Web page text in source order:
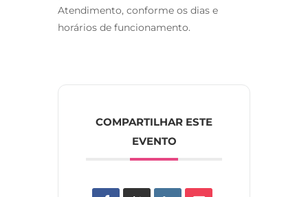
Atendimento, conforme os dias e
horários de funcionamento.
COMPARTILHAR ESTE
EVENTO